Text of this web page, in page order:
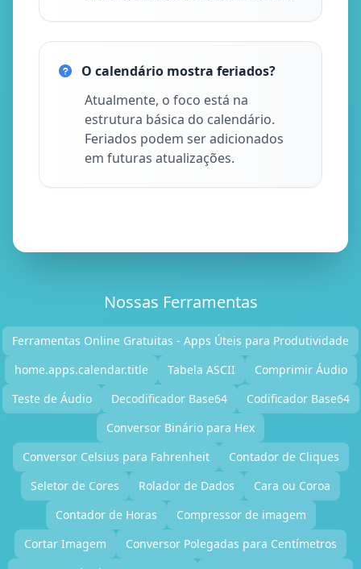
O calendário mostra feriados?
Atualmente, o foco está na
estrutura básica do calendário.
Feriados podem ser adicionados
em futuras atualizações.
Nossas Ferramentas
Ferramentas Online Gratuitas - Apps Úteis para Produtividade
home.apps.calendar.title
Tabela ASCII
Comprimir Áudio
Teste de Áudio
Decodificador Base64
Codificador Base64
Conversor Binário para Hex
Conversor Celsius para Fahrenheit
Contador de Cliques
Seletor de Cores
Rolador de Dados
Cara ou Coroa
Contador de Horas
Compressor de imagem
Cortar Imagem
Conversor Polegadas para Centímetros